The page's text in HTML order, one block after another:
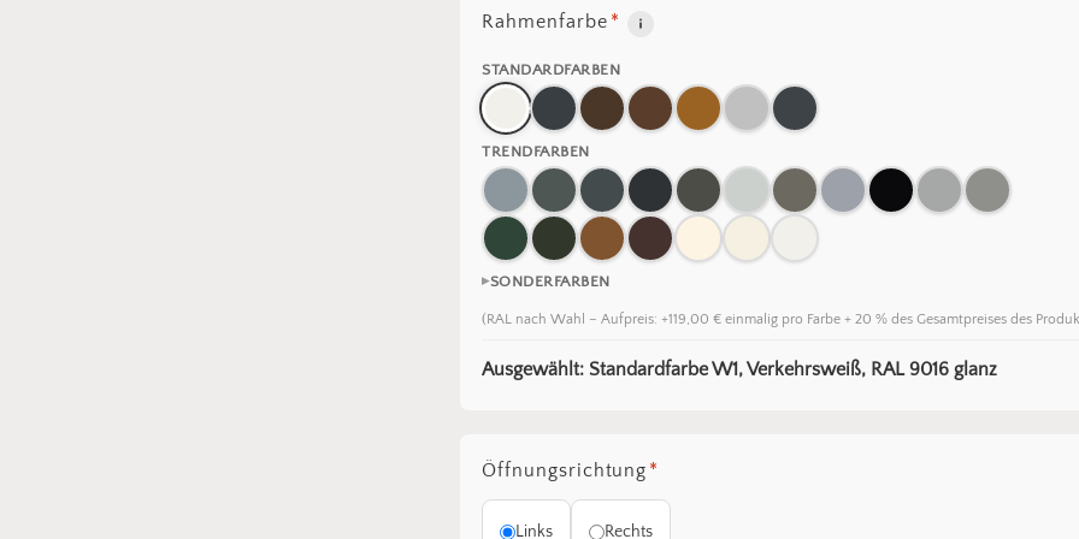
Rahmenfarbe *
STANDARDFARBEN
TRENDFARBEN
SONDERFARBEN
(RAL nach Wahl – Aufpreis: +119,00 € einmalig pro Farbe + 20 % des Gesamtpreises des
Ausgewählt: Standardfarbe W1, Verkehrsweiß, RAL 9016 glanz
Öffnungsrichtung *
Links Rechts